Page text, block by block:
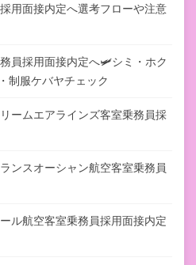
用面接内定へ選考フローや注意
員採用面接内定へ🛩シミ・ホク
制服ケバヤチェック
ームエアラインズ客室乗務員採
ンスオーシャン航空客室乗務員
ル航空客室乗務員採用面接内定